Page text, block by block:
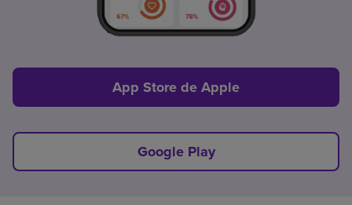
App Store de Apple
Google Play